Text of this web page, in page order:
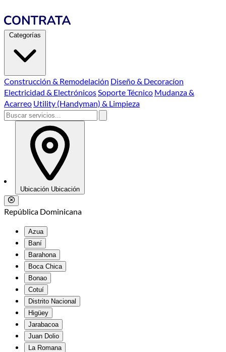
Categorías
Construcción & Remodelación Diseño & Decoracíon
Electricidad & ElectrónicosSoporte Técnico Mudanza &
Acarreo Utility (Handyman) & Limpieza
Ubicación Ubicación
República Dominicana
Azua
Baní
Barahona
Boca Chica
Bonao
Cotuí
Distrito Nacional
Higüey
Jarabacoa
Juan Dolio
La Romana